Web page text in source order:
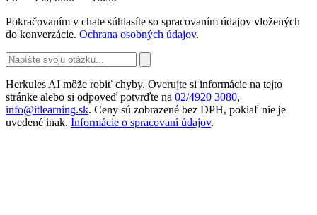
Pokračovaním v chate súhlasíte so spracovaním údajov vložených
do konverzácie. Ochrana osobných údajov.
Herkules AI môže robiť chyby. Overujte si informácie na tejto
stránke alebo si odpoveď potvrďte na 02/4920 3080,
info@itlearning.sk. Ceny sú zobrazené bez DPH, pokiaľ nie je
uvedené inak. Informácie o spracovaní údajov.